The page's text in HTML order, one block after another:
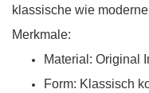
klassische wie
Merkmale:
Material: Original
Form: Klassisch